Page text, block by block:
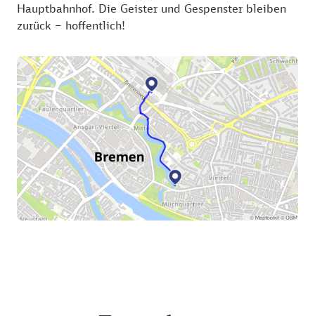
Hauptbahnhof. Die Geister und Gespenster bleiben
zurück – hoffentlich!